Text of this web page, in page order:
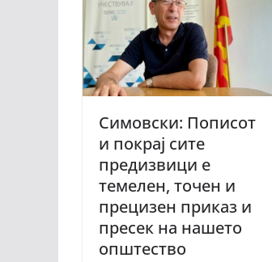
Симовски: Пописот
и покрај сите
предизвици е
темелен, точен и
прецизен приказ и
пресек на нашето
општество